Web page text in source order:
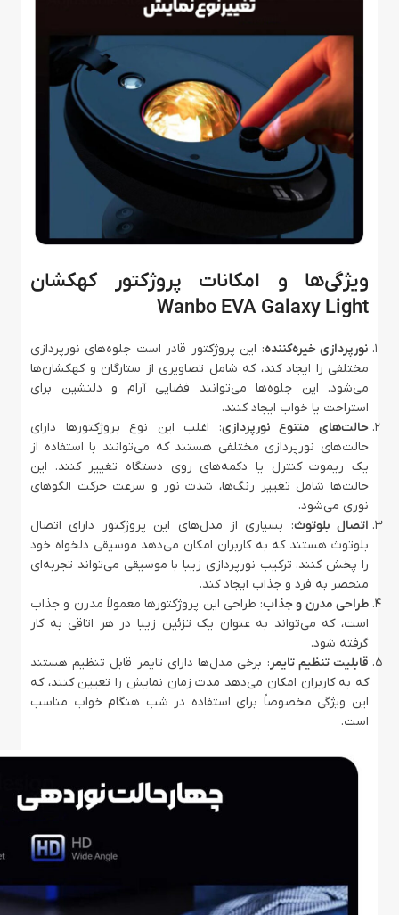
ویژگی‌ها و امکانات پروژکتور کهکشان
Wanbo EVA Galaxy Light
نورپردازی خیره‌کننده: این پروژکتور قادر است جلوه‌های نورپردازی
مختلفی را ایجاد کند، که شامل تصاویری از ستارگان و کهکشان‌ها
می‌شود. این جلوه‌ها می‌توانند فضایی آرام و دلنشین برای
استراحت یا خواب ایجاد کنند.
حالت‌های متنوع نورپردازی: اغلب این نوع پروژکتورها دارای
حالت‌های نورپردازی مختلفی هستند که می‌توانند با استفاده از
یک ریموت کنترل یا دکمه‌های روی دستگاه تغییر کنند. این
حالت‌ها شامل تغییر رنگ‌ها، شدت نور و سرعت حرکت الگوهای
نوری می‌شود.
اتصال بلوتوث: بسیاری از مدل‌های این پروژکتور دارای اتصال
بلوتوث هستند که به کاربران امکان می‌دهد موسیقی دلخواه خود
را پخش کنند. ترکیب نورپردازی زیبا با موسیقی می‌تواند تجربه‌ای
منحصر به فرد و جذاب ایجاد کند.
طراحی مدرن و جذاب: طراحی این پروژکتورها معمولاً مدرن و جذاب
است، که می‌تواند به عنوان یک تزئین زیبا در هر اتاقی به کار
گرفته شود.
قابلیت تنظیم تایمر: برخی مدل‌ها دارای تایمر قابل تنظیم هستند
که به کاربران امکان می‌دهد مدت زمان نمایش را تعیین کنند، که
این ویژگی مخصوصاً برای استفاده در شب هنگام خواب مناسب
است.